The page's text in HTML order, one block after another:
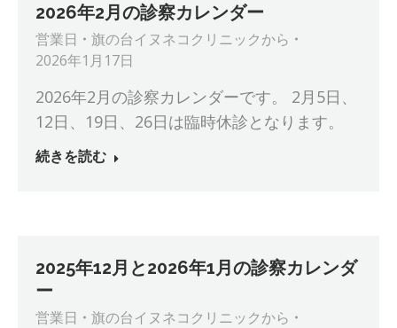
2026年2月の診察カレンダー
営業日 旗の台イヌネコクリニックから
2026年1月17日
2026年2月の診察カレンダーです。 2月5日、
12日、19日、26日は臨時休診となります。
続きを読む
2025年12月と2026年1月の診察カレンダ
ー
営業日 旗の台イヌネコクリニックから